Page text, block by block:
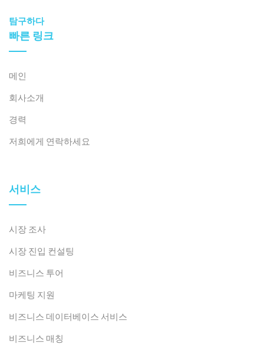
탐구하다
빠른 링크
메인
회사소개
경력
저희에게 연락하세요
서비스
시장 조사
시장 진입 컨설팅
비즈니스 투어
마케팅 지원
비즈니스 데이터베이스 서비스
비즈니스 매칭